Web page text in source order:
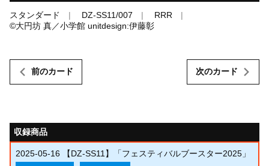
スタンダード DZ-SS11/007
RRR
©大円坊 真／小学館 unitdesign:伊藤彰
前のカード 次のカード
収録商品
2025-05-16 【DZ-SS11】「フェスティバルブースター2025」